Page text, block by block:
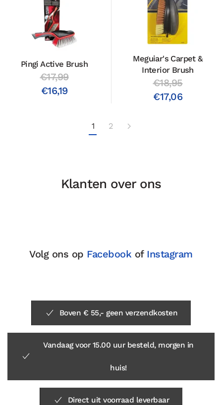
Pingi Active Brush
€17,99
€16,19
Meguiar's Carpet &
Interior Brush
€18,95
€17,06
1 2
Klanten over ons
Volg ons op Facebook of Instagram
Boven € 55,- geen verzendkosten
Vandaag voor 15.00 uur besteld, morgen in
huis!
Direct uit voorraad leverbaar